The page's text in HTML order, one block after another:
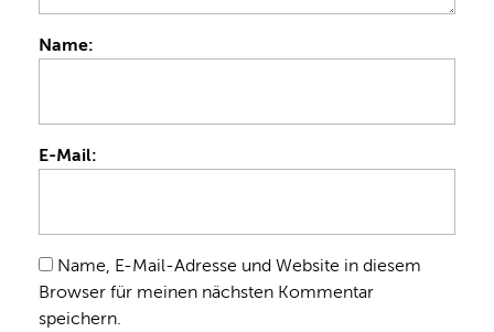
Name:
E-Mail:
Name, E-Mail-Adresse und Website in diesem
Browser für meinen nächsten Kommentar
speichern.